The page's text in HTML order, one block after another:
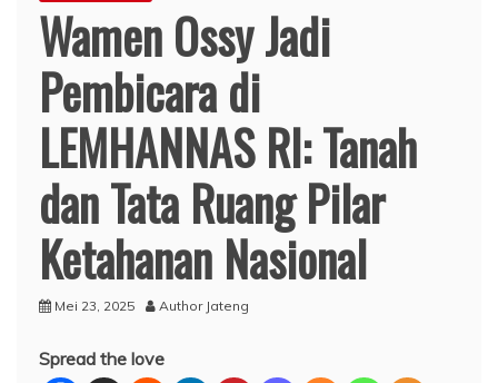
Wamen Ossy Jadi
Pembicara di
LEMHANNAS RI: Tanah
dan Tata Ruang Pilar
Ketahanan Nasional
Mei 23, 2025 Author Jateng
Spread the love